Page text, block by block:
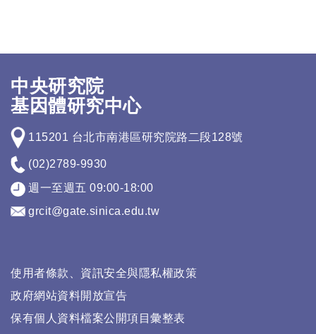
中央研究院
基因體研究中心
115201 台北市南港區研究院路二段128號
(02)2789-9930
週一至週五 09:00-18:00
grcit@gate.sinica.edu.tw
使用者條款、資訊安全與隱私權政策
政府網站資料開放宣告
保有個人資料檔案公開項目彙整表